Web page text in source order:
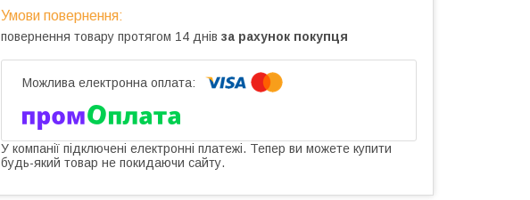
повернення товару протягом 14 днів за рахунок покупця
У компанії підключені електронні платежі. Тепер ви можете купити
будь-який товар не покидаючи сайту.